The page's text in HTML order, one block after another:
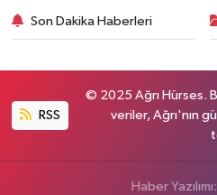
Son Dakika Haberleri
RSS
© 2025 Ağrı Hürses.
veriler, Ağrı'nın
Haber Yazılımı: